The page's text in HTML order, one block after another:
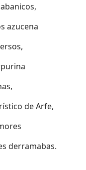
azucena
de Arfe,
derramabas.